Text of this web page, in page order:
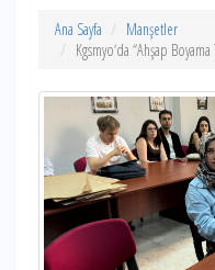
Ana Sayfa
Manşetler
Kgsmyo‘da “Ahşap